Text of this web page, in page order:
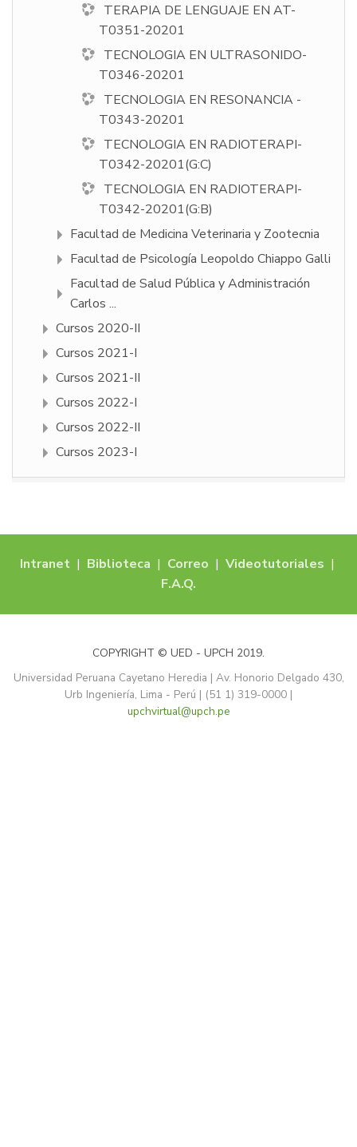
TERAPIA DE LENGUAJE EN AT-
T0351-20201
TECNOLOGIA EN ULTRASONIDO-
T0346-20201
TECNOLOGIA EN RESONANCIA -
T0343-20201
TECNOLOGIA EN RADIOTERAPI-
T0342-20201(G:C)
TECNOLOGIA EN RADIOTERAPI-
T0342-20201(G:B)
Facultad de Medicina Veterinaria y Zootecnia
Facultad de Psicologí­a Leopoldo Chiappo Galli
Facultad de Salud Pública y Administración
Carlos ...
Cursos 2020-II
Cursos 2021-I
Cursos 2021-II
Cursos 2022-I
Cursos 2022-II
Cursos 2023-I
Intranet| Biblioteca | Correo | Videotutoriales |
F.A.Q.
COPYRIGHT © UED - UPCH 2019.
Universidad Peruana Cayetano Heredia | Av. Honorio Delgado 430,
Urb Ingeniería, Lima - Perú | (51 1) 319-0000 |
upchvirtual@upch.pe